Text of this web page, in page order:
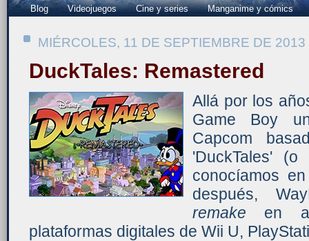
Blog Videojuegos Cine y series Manganime y cómics
MIÉRCOLES, 11 DE SEPTIEMBRE DE 2013
DuckTales: Remastered
Allá por los
Game Boy
Capcom
'DuckTales'
conocíamos
después,
remake en
plataformas digitales de Wii U,